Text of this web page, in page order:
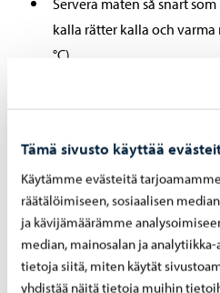
Tämä sivusto käyttää
Käytämme evästeitä
räätälöimiseen, sosiaalisen
ja kävijämäärämme
median, mainosalan ja
tietoja siitä, miten käytät
yhdistää näitä tietoja muihin
kalla rätter kalla och
°C).
Ställa fram maten endast
är och komplettera vid
Om du tillreder maten på
på fyra timmar till
Laga mat endast